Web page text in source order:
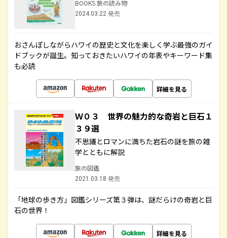
BOOKS 旅の読み物
2024.03.22 発売
おさんぽしながらハワイの歴史と文化を楽しく学ぶ最強のガイ
ドブックが誕生。知っておきたいハワイの年表やキーワード集
も必読
詳細を見る
Ｗ０３ 世界の魅力的な奇岩と巨石１
３９選
不思議とロマンに満ちた岩石の謎を旅の雑
学とともに解説
旅の図鑑
2021.03.18 発売
「地球の歩き方」図鑑シリーズ第３弾は、謎だらけの奇岩と巨
石の世界！
詳細を見る